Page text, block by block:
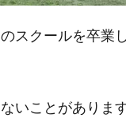
スクールを卒業
いことがありま